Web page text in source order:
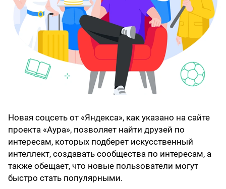
Новая соцсеть от «Яндекса», как указано на сайте
проекта «Аура», позволяет найти друзей по
интересам, которых подберет искусственный
интеллект, создавать сообщества по интересам, а
также обещает, что новые пользователи могут
быстро стать популярными.